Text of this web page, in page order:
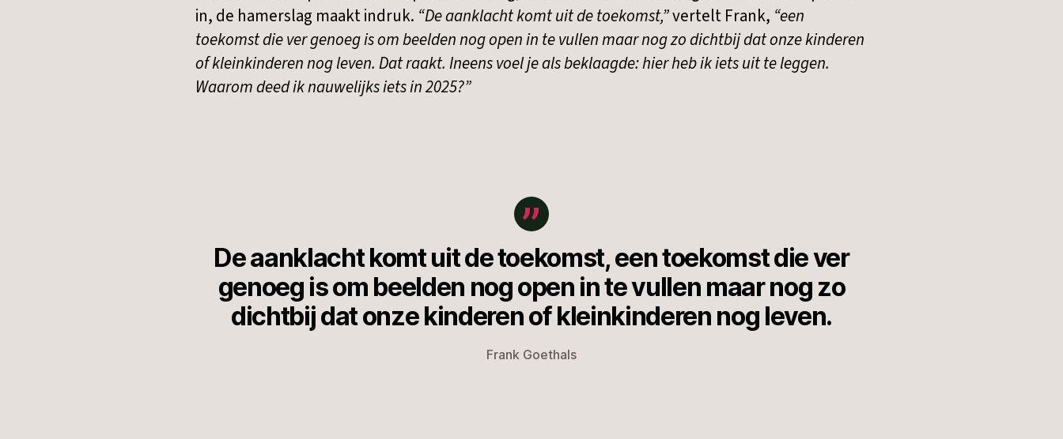
in, de hamerslag maakt indruk. “De aanklacht komt uit de toekomst,”vertelt Frank, “een
toekomst die ver genoeg is om beelden nog open in te vullen maar nog zo dichtbij dat onze kinderen
of kleinkinderen nog leven. Dat raakt. Ineens voel je als beklaagde: hier heb ik iets uit te leggen.
Waarom deed ik nauwelijks iets in 2025?”
De aanklacht komt uit de toekomst, een toekomst die ver
genoeg is om beelden nog open in te vullen maar nog zo
dichtbij dat onze kinderen of kleinkinderen nog leven.
Frank Goethals